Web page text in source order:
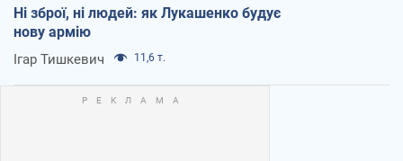
Ні зброї, ні людей: як Лукашенко будує
нову армію
Ігар Тишкевич 11,6 т.